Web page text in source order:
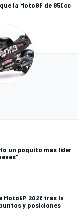
la MotoGP de 850cc
un poquito mas líder
MotoGP 2026 tras la
y posiciones